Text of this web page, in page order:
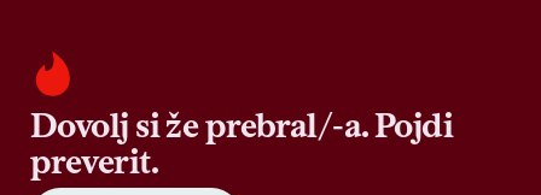
Dovolj si že prebral/-a. Pojdi
preverit.